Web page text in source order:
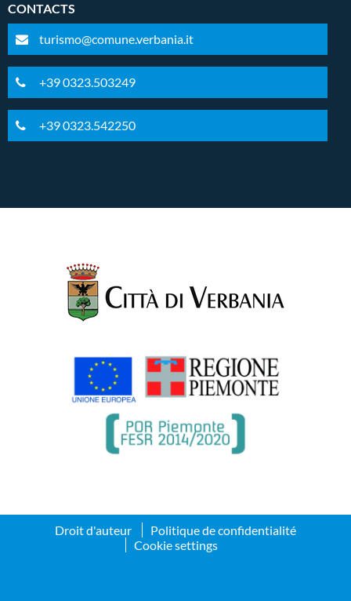
CONTACTS
turismo@comune.verbania.it
+39 0323.503249
+39 0323.542250
Droit d'auteur
Politique de confidentialité
Cookie settings